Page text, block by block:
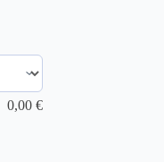
0,00 €